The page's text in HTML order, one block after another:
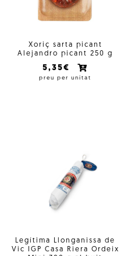
Xoriç sarta picant
Alejandro picant 250 g
5,35€
preu per unitat
Legítima Llonganissa de
Vic IGP Casa Riera Ordeix